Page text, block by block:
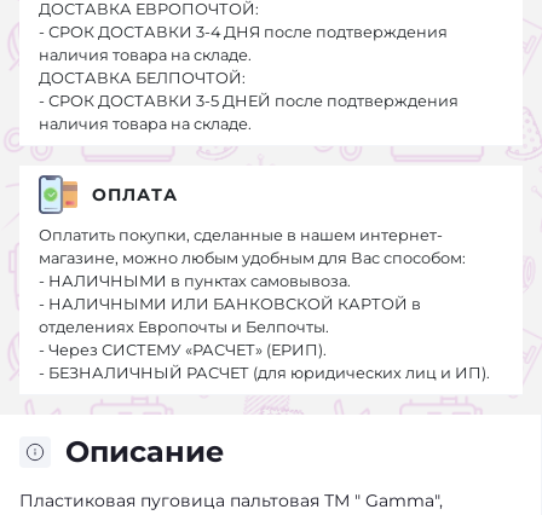
Описание
Пластиковая пуговица пальтовая ТМ " Gamma",
ДОСТАВКА ЕВРОПОЧТОЙ:
- СРОК ДОСТАВКИ 3-4 ДНЯ после подтверждения
наличия товара на складе.
ДОСТАВКА БЕЛПОЧТОЙ:
- СРОК ДОСТАВКИ 3-5 ДНЕЙ после подтверждения
наличия товара на складе.
ОПЛАТА
Оплатить покупки, сделанные в нашем интернет-
магазине, можно любым удобным для Вас способом:
- НАЛИЧНЫМИ в пунктах самовывоза.
- НАЛИЧНЫМИ ИЛИ БАНКОВСКОЙ КАРТОЙ в
отделениях Европочты и Белпочты.
- Через СИСТЕМУ «РАСЧЕТ» (ЕРИП).
- БЕЗНАЛИЧНЫЙ РАСЧЕТ (для юридических лиц и ИП).